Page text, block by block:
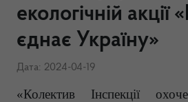
екологічній
єднає Україну»
Дата: 2024-04-19
«Колектив Інспекції